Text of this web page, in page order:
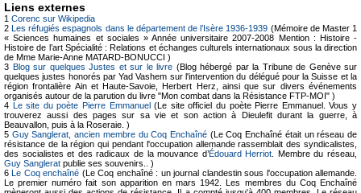
Liens externes
1 Corenc sur Wikipedia
2
Les réfugiés espagnols dans le département de l’Isère 1936-1939 (Mémoire de Master 1
« Sciences humaines et sociales » Année universitaire 2007-2008 Mention : Histoire -
Histoire de l’art Spécialité : Relations et échanges culturels internationaux sous la direction
de Mme Marie-Anne MATARD-BONUCCI )
3 Blog sur quelques Justes et sur le livre (Blog hébergé par la Tribune de Genève sur
quelques justes honorés par Yad Vashem sur l'intervention du délégué pour la Suisse et la
région frontalière Ain et Haute-Savoie, Herbert Herz, ainsi que sur divers événements
organisés autour de la parution du livre "Mon combat dans la Résistance FTP-MOI" )
4
Le site du poète Pierre Emmanuel (Le site officiel du poète Pierre Emmanuel. Vous y
trouverez aussi des pages sur sa vie et son action à Dieulefit durant la guerre, à
Beauvallon, puis à la Roseraie. )
5 Guy Sanglerat, ancien membre du Coq Enchaîné (Le Coq Enchaîné était un réseau de
résistance de la région qui pendant l'occupation allemande rassemblait des syndicalistes,
des socialistes et des radicaux de la mouvance d’Édouard Herriot . Membre du réseau,
Guy Sanglerat publie ses souvenirs.. )
6
Le Coq enchaîné (Le Coq enchaîné : un journal clandestin sous l'occupation allemande.
Le premier numéro fait son apparition en mars 1942. Les membres du Coq Enchaîné